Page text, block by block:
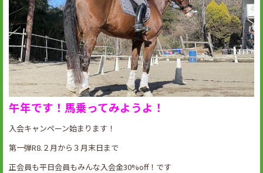
午年です！馬乗ってみようよ！
入会キャンペーン始まります！
第一弾R8.２月から３月末日まで
正会員も平日会員もみんな入会金30%off！です